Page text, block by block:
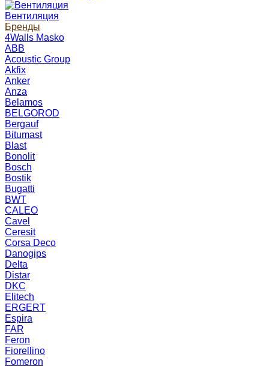
Вентиляция
Бренды
4Walls Masko
ABB
Acoustic Group
Akfix
Anker
Anza
Belamos
BELGOROD
Bergauf
Bitumast
Blast
Bonolit
Bosch
Bostik
Bugatti
BWT
CALEO
Cavel
Ceresit
Corsa Deco
Danogips
Delta
Distar
DKC
Elitech
ERGERT
Espira
FAR
Feron
Fiorellino
Fomeron